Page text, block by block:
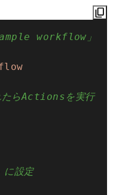
workflow」
たらActionsを実行
に設定